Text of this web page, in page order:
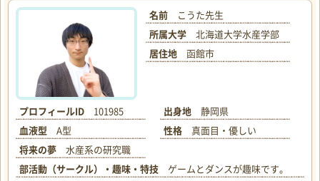
名前 こうた先生
所属大学 北海道大学水産学部
居住地 函館市
プロフィールID 101985 出身地 静岡県
血液型 A型 性格 真面目・優しい
将来の夢 水産系の研究職
部活動（サークル）・趣味・特技 ゲームとダンスが趣味です。